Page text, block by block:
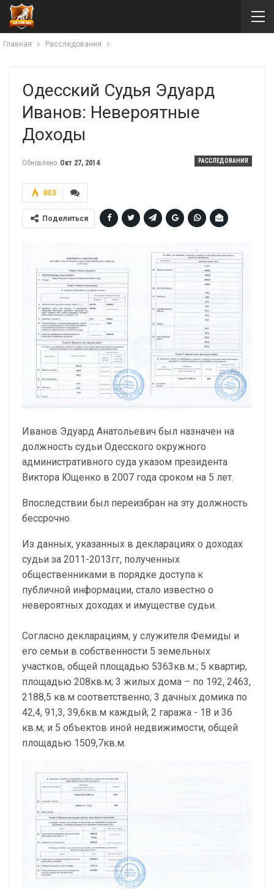
Главная Расследования
Одесский Судья Эдуард
Иванов: Невероятные
Доходы
РАССЛЕДОВАНИЯ
Обновлено Окт 27, 2014
803
Поделиться
Иванов Эдуард Анатольевич был назначен на
должность судьи Одесского окружного
административного суда указом президента
Виктора Ющенко в 2007 года сроком на 5 лет.
Впоследствии был переизбран на эту должность
бессрочно.
Из данных, указанных в декларациях о доходах
судьи за 2011-2013гг, полученных
общественниками в порядке доступа к
публичной информации, стало известно о
невероятных доходах и имуществе судьи.
Согласно декларациям, у служителя Фемиды и
его семьи в собственности 5 земельных
участков, общей площадью 5363кв.м.; 5 квартир,
площадью 208кв.м; 3 жилых дома – по 192, 2463,
2188,5 кв.м соответственно; 3 дачных домика по
42,4, 91,3, 39,6кв.м каждый; 2 гаража - 18 и 36
кв.м; и 5 объектов иной недвижимости, общей
площадью 1509,7кв.м.